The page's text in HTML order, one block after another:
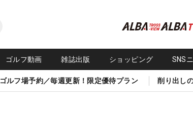
ゴルフ動画 雑誌出版 ショッピング SNS
ゴルフ場予約／毎週更新！限定優待プラン 削り出し